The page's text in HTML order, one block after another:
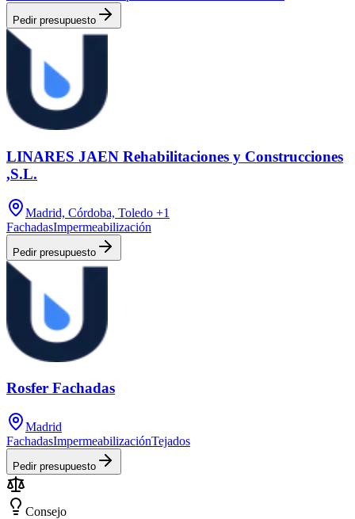
Pedir presupuesto
LINARES JAEN Rehabilitaciones y Construcciones
,S.L.
Madrid, Córdoba, Toledo +1
FachadasImpermeabilización
Pedir presupuesto
Rosfer Fachadas
Madrid
FachadasImpermeabilizaciónTejados
Pedir presupuesto
Consejo